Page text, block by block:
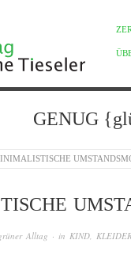
GENUG
Alltag · in KIND,